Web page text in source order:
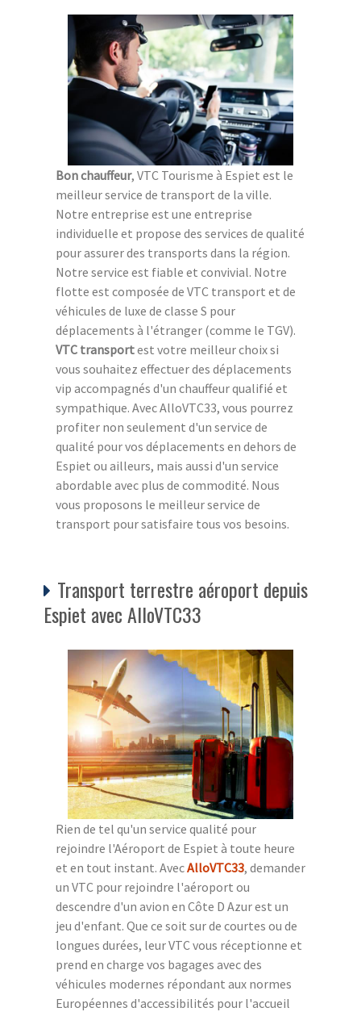
Bon chauffeur, VTC Tourisme à Espiet est le
meilleur service de transport de la ville.
Notre entreprise est une entreprise
individuelle et propose des services de qualité
pour assurer des transports dans la région.
Notre service est fiable et convivial. Notre
flotte est composée de VTC transport et de
véhicules de luxe de classe S pour
déplacements à l'étranger (comme le TGV).
VTC transportest votre meilleur choix si
vous souhaitez effectuer des déplacements
vip accompagnés d'un chauffeur qualifié et
sympathique. Avec AlloVTC33, vous pourrez
profiter non seulement d'un service de
qualité pour vos déplacements en dehors de
Espiet ou ailleurs, mais aussi d'un service
abordable avec plus de commodité. Nous
vous proposons le meilleur service de
transport pour satisfaire tous vos besoins.
Transport terrestre aéroport depuis
Espiet avec AlloVTC33
Rien de tel qu'un service qualité pour
rejoindre l'Aéroport de Espiet à toute heure
et en tout instant. AvecAlloVTC33, demander
un VTC pour rejoindre l'aéroport ou
descendre d'un avion en Côte D Azur est un
jeu d'enfant. Que ce soit sur de courtes ou de
longues durées, leur VTC vous réceptionne et
prend en charge vos bagages avec des
véhicules modernes répondant aux normes
Européennes d'accessibilités pour l'accueil